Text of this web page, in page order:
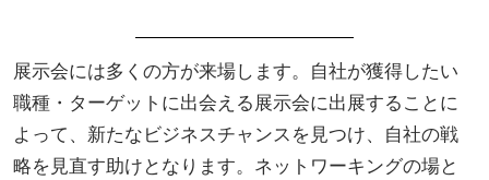
展示会には多くの方が来場します。自社が獲得したい
職種・ターゲットに出会える展示会に出展することに
よって、新たなビジネスチャンスを見つけ、自社の戦
略を見直す助けとなります。ネットワーキングの場と